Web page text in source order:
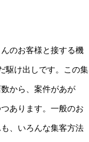
のお客様と接する機
駆け出しです。この集
から、案件があが
あります。一般のお
、いろんな集客方法